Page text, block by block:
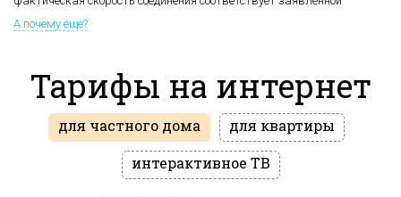
А почему еще?
Тарифы на интернет
для частного дома
для квартиры
интерактивное ТВ